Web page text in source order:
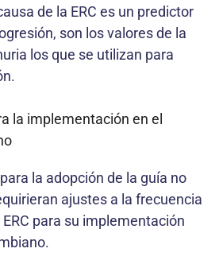
de la ERC es un predictor
son los valores de la
los que se utilizan para
la implementación en el
la adopción de la guía no
ajustes a la frecuencia
para su implementación